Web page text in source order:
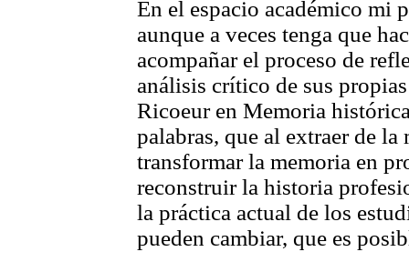
En el espacio académico mi
aunque a veces tenga que
acompañar el proceso de
análisis crítico de sus
Ricoeur en Memoria
palabras, que al extraer de
transformar la memoria en
reconstruir la historia
la práctica actual de los
pueden cambiar, que es